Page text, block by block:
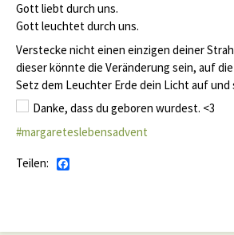
Gott liebt durch uns.
Gott leuchtet durch uns.
Verstecke nicht einen einzigen deiner
dieser könnte die Veränderung sein, auf
Setz dem Leuchter Erde dein Licht auf und
Danke, dass du geboren wurdest. <3
#margareteslebensadvent
Teilen: